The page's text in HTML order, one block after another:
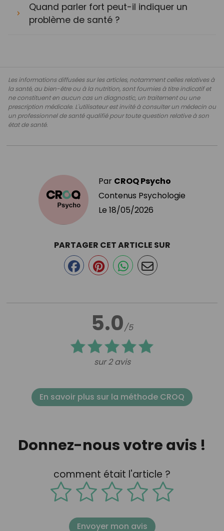
Quand parler fort peut-il indiquer un
problème de santé ?
Les informations diffusées sur les articles, notamment celles relatives à
la santé, au bien-être ou à la nutrition, sont fournies à titre indicatif et
ne constituent en aucun cas un diagnostic, un traitement ou une
prescription médicale. L'utilisateur est invité à consulter un médecin ou
un professionnel de santé qualifié pour toute question relative à son
état de santé.
Par CROQ Psycho
Contenus Psychologie
Le 18/05/2026
5.0/5
sur 2 avis
PARTAGER CET ARTICLE SUR
En savoir plus sur la méthode CROQ
Donnez-nous votre avis !
comment était l'article ?
Envoyer mon avis